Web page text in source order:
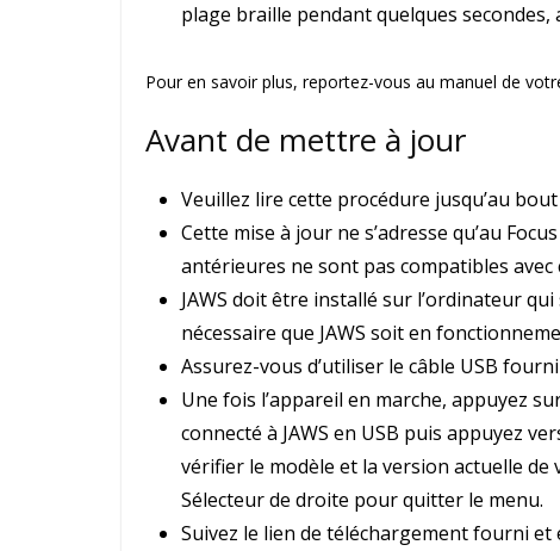
plage braille pendant quelques
Pour en savoir plus, reportez-vous au manuel de
Avant de mettre à jour
Veuillez lire cette procédure jusqu’au
Cette mise à jour ne s’adresse qu’au
antérieures ne sont pas compatibles avec
JAWS doit être installé sur l’ordinateur
nécessaire que JAWS soit en
Assurez-vous d’utiliser le câble USB
Une fois l’appareil en marche, appuyez
connecté à JAWS en USB puis appuyez
vérifier le modèle et la version actuelle
Sélecteur de droite pour quitter le menu.
Suivez le lien de téléchargement fourni